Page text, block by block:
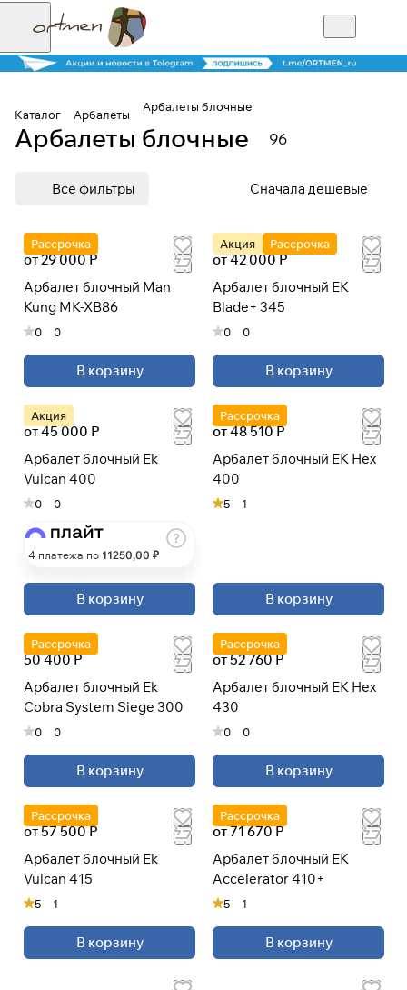
Каталог Арбалеты
Арбалеты блочные
Арбалеты блочные 96
Все фильтры Сначала дешевые
Рассрочка
от 29 000 Р
Арбалет блочный Man
Kung MK-XB86
0 0
В корзину
Акция Рассрочка
от 42 000 Р
Арбалет блочный EK
Blade+ 345
0 0
В корзину
Акция
от 45 000 Р
Арбалет блочный Ek
Vulcan 400
0 0
4 платежа по 11250,00 ₽
В корзину
Рассрочка
от 48 510 Р
Арбалет блочный EK Hex
400
5 1
В корзину
Рассрочка
50 400 Р
Арбалет блочный Ek
Cobra System Siege 300
0 0
В корзину
Рассрочка
от 52 760 Р
Арбалет блочный EK Hex
430
0 0
В корзину
Рассрочка
от 57 500 Р
Арбалет блочный Ek
Vulcan 415
5 1
В корзину
Рассрочка
от 71 670 Р
Арбалет блочный EK
Accelerator 410+
5 1
В корзину
Для клиентов всех банков
Разбейте
оплату на части
25%
Добавляйте товары
При оформлении заказа
выберите метод оплаты ПЛАЙТ
любого банка
Получайте товар
выбранный способом
Оставшиеся75
% будут
списываться
с вашей карты
по25% каждые 2 недели
* При оплате через
скидки по купонам не
Подробнее
Остались вопросы?